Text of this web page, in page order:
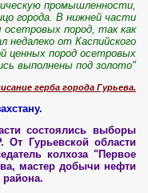
промышленности,
города. В нижней части
пород, так как
недалеко от Каспийского
ценных пород осетровых
выполнены под золото"
герба города Гурьева.
состоялись выборы
Гурьевской области
колхоза "Первое
мастер добычи нефти